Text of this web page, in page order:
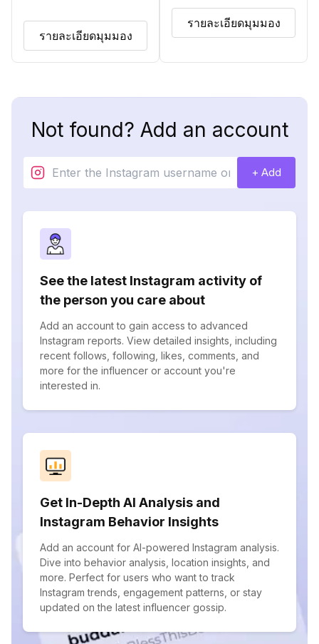
รายละเอียดมุมมอง
รายละเอียดมุมมอง
Not found? Add an account
+ Add
See the latest Instagram activity of
the person you care about
Add an account to gain access to advanced
Instagram reports. View detailed insights, including
recent follows, following, likes, comments, and
more for the influencer or account you're
interested in.
Get In-Depth AI Analysis and
Instagram Behavior Insights
Add an account for AI-powered Instagram analysis.
Dive into behavior analysis, location insights, and
more. Perfect for users who want to track
Instagram trends, engagement patterns, or stay
updated on the latest influencer gossip.